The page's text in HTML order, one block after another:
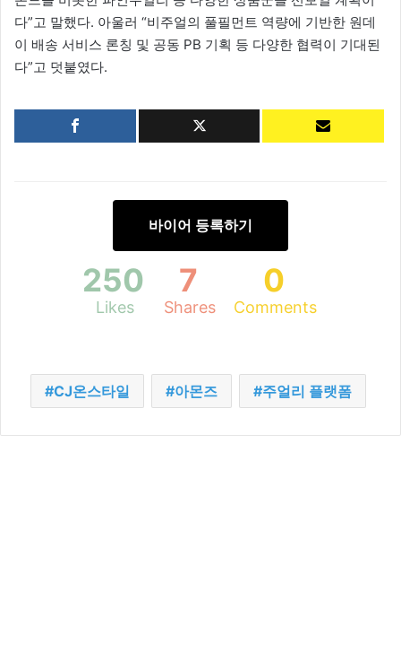
다”고 말했다. 아울러 “비주얼의 풀필먼트 역량에 기반한 원데
이 배송 서비스 론칭 및 공동 PB 기획 등 다양한 협력이 기대된
다”고 덧붙였다.
바이어 등록하기
250
Likes
7
Shares
0
Comments
CJ온스타일 아몬즈 주얼리 플랫폼